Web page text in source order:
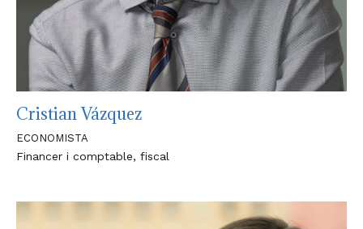
Cristian Vázquez
ECONOMISTA
Financer i comptable, fiscal